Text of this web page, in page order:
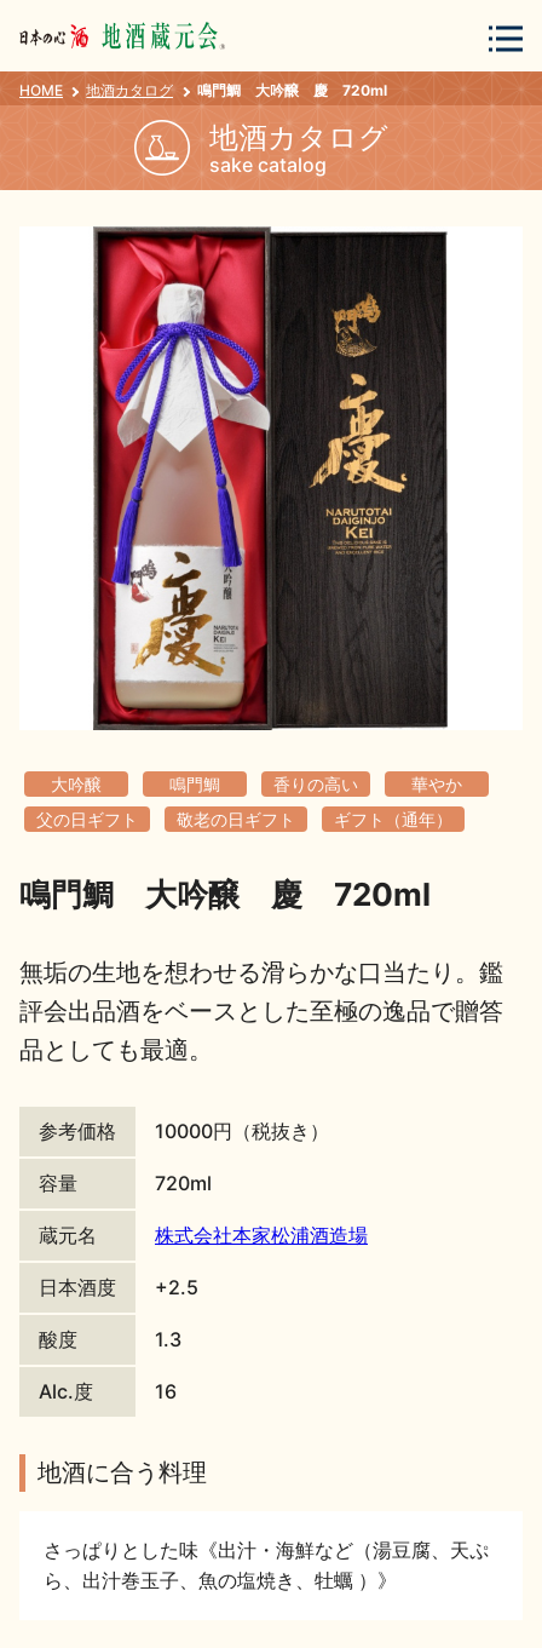
会員登録 ログイン
地酒カタログ
地酒解体新書
お楽しみコンテンツ
地酒川柳 地酒小説
HOME 地酒カタログ 鳴門鯛 大吟醸 慶 720ml
地酒カタログ
sake catalog
大吟醸 鳴門鯛 香りの高い
華やか
父の日ギフト
敬老の日ギフト ギフト（通年）
鳴門鯛 大吟醸 慶 720ml
無垢の生地を想わせる滑らかな口当たり。鑑
評会出品酒をベースとした至極の逸品で贈答
品としても最適。
参考価格 10000円（税抜き）
容量 720ml
蔵元名 株式会社本家松浦酒造場
日本酒度 +2.5
酸度 1.3
Alc.度 16
地酒に合う料理
さっぱりとした味《出汁・海鮮など（湯豆腐、天ぷ
ら、出汁巻玉子、魚の塩焼き、牡蠣 ）》